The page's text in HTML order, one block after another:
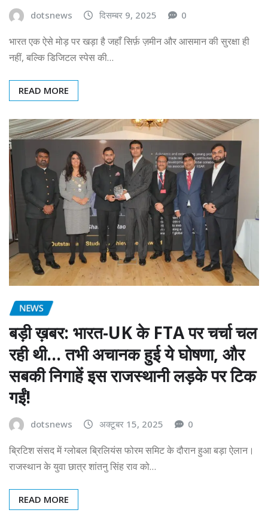
dotsnews दिसम्बर 9, 2025 0
भारत एक ऐसे मोड़ पर खड़ा है जहाँ सिर्फ़ ज़मीन और आसमान की सुरक्षा ही
नहीं, बल्कि डिजिटल स्पेस की…
READ MORE
NEWS
बड़ी ख़बर: भारत-UK के FTA पर चर्चा चल
रही थी… तभी अचानक हुई ये घोषणा, और
सबकी निगाहें इस राजस्थानी लड़के पर टिक
गईं!
dotsnews अक्टूबर 15, 2025 0
ब्रिटिश संसद में ग्लोबल ब्रिलियंस फोरम समिट के दौरान हुआ बड़ा ऐलान।
राजस्थान के युवा छात्र शांतनु सिंह राव को…
READ MORE